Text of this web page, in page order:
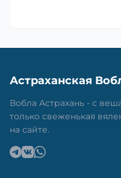
Астраханская
Вобла Астрахань - с
только свеженькая
на сайте.